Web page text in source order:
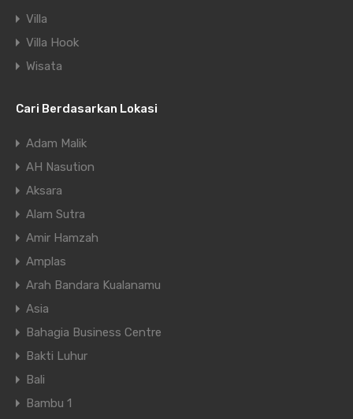
Villa
Villa Hook
Wisata
Cari Berdasarkan Lokasi
Adam Malik
AH Nasution
Aksara
Alam Sutra
Amir Hamzah
Amplas
Arah Bandara Kualanamu
Asia
Bahagia Business Centre
Bakti Luhur
Bali
Bambu 1